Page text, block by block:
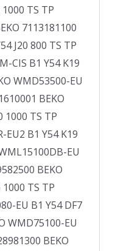
TS TP
7113181100
J20 800 TS TP
CIS B1 Y54 K19
WMD53500-EU
BEKO
1000 TS TP
EU2 B1 Y54 K19
EU
BEKO
TS TP
EU B1 Y54 DF7
WMD75100-EU
BEKO